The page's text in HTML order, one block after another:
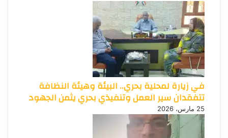
في زيارة لمحلية بحري.. البيئة وهيئة النظافة
تتفقدان سير العمل وتنفيذي بحري يثمن الجهود
25 مارس، 2026